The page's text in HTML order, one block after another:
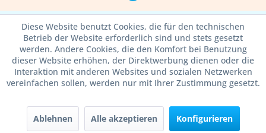
Diese Website benutzt Cookies, die für den technischen
Betrieb der Website erforderlich sind und stets gesetzt
werden. Andere Cookies, die den Komfort bei Benutzung
dieser Website erhöhen, der Direktwerbung dienen oder die
Interaktion mit anderen Websites und sozialen Netzwerken
vereinfachen sollen, werden nur mit Ihrer Zustimmung gesetzt.
Ablehnen Alle akzeptieren Konfigurieren